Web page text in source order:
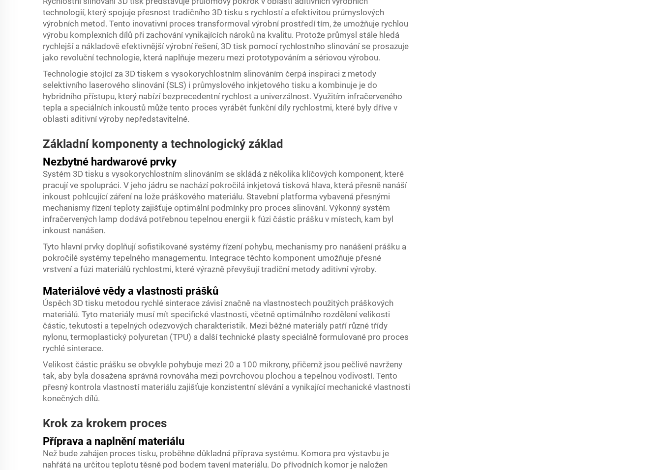
technologií, který spojuje přesnost tradičního 3D tisku s rychlostí a efektivitou průmyslových
výrobních metod. Tento inovativní proces transformoval výrobní prostředí tím, že umožňuje rychlou
výrobu komplexních dílů při zachování vynikajících nároků na kvalitu. Protože průmysl stále hledá
rychlejší a nákladově efektivnější výrobní řešení, 3D tisk pomocí rychlostního slinování se prosazuje
jako revoluční technologie, která naplňuje mezeru mezi prototypováním a sériovou výrobou.
Technologie stojící za 3D tiskem s vysokorychlostním slinováním čerpá inspiraci z metody
selektivního laserového slinování (SLS) i průmyslového inkjetového tisku a kombinuje je do
hybridního přístupu, který nabízí bezprecedentní rychlost a univerzálnost. Využitím infračerveného
tepla a speciálních inkoustů může tento proces vyrábět funkční díly rychlostmi, které byly dříve v
oblasti aditivní výroby nepředstavitelné.
Základní komponenty a technologický základ
Nezbytné hardwarové prvky
Systém 3D tisku s vysokorychlostním slinováním se skládá z několika klíčových komponent, které
pracují ve spolupráci. V jeho jádru se nachází pokročilá inkjetová tisková hlava, která přesně nanáší
inkoust pohlcující záření na lože práškového materiálu. Stavební platforma vybavená přesnými
mechanismy řízení teploty zajišťuje optimální podmínky pro proces slinování. Výkonný systém
infračervených lamp dodává potřebnou tepelnou energii k fúzi částic prášku v místech, kam byl
inkoust nanášen.
Tyto hlavní prvky doplňují sofistikované systémy řízení pohybu, mechanismy pro nanášení prášku a
pokročilé systémy tepelného managementu. Integrace těchto komponent umožňuje přesné
vrstvení a fúzi materiálů rychlostmi, které výrazně převyšují tradiční metody aditivní výroby.
Materiálové vědy a vlastnosti prášků
Úspěch 3D tisku metodou rychlé sinterace závisí značně na vlastnostech použitých práškových
materiálů. Tyto materiály musí mít specifické vlastnosti, včetně optimálního rozdělení velikosti
částic, tekutosti a tepelných odezvových charakteristik. Mezi běžné materiály patří různé třídy
nylonu, termoplastický polyuretan (TPU) a další technické plasty speciálně formulované pro proces
rychlé sinterace.
Velikost částic prášku se obvykle pohybuje mezi 20 a 100 mikrony, přičemž jsou pečlivě navrženy
tak, aby byla dosažena správná rovnováha mezi povrchovou plochou a tepelnou vodivostí. Tento
přesný kontrola vlastností materiálu zajišťuje konzistentní slévání a vynikající mechanické vlastnosti
konečných dílů.
Krok za krokem proces
Příprava a naplnění materiálu
Než bude zahájen proces tisku, proběhne důkladná příprava systému. Komora pro výstavbu je
nahřátá na určitou teplotu těsně pod bodem tavení materiálu. Do přívodních komor je naložen